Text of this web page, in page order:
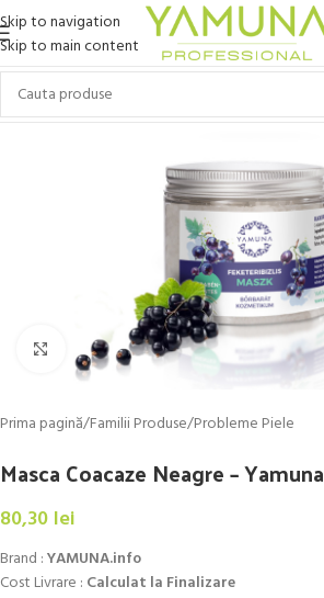
Skip to navigation
Skip to main content
Click to enlarge
Prima pagină/Familii Produse/Probleme Piele
Masca Coacaze Neagre – Yamuna
80,30 lei
Brand :YAMUNA.info
Cost Livrare : Calculat la Finalizare